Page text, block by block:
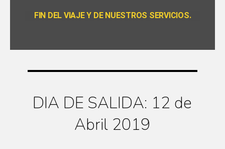
FIN DEL VIAJE Y DE NUESTROS SERVICIOS.
DIA DE SALIDA: 12 de
Abril 2019